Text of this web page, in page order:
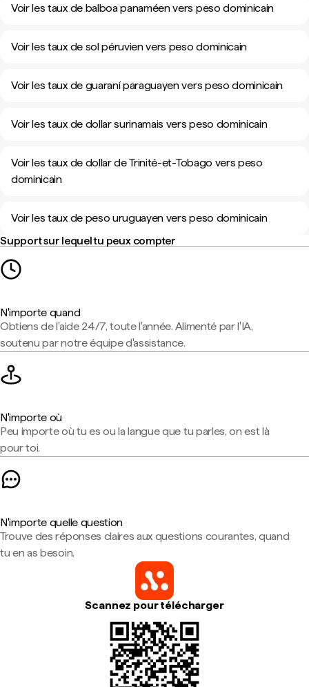
Voir les taux de balboa panaméen vers peso dominicain
Voir les taux de sol péruvien vers peso dominicain
Voir les taux de guaraní paraguayen vers peso dominicain
Voir les taux de dollar surinamais vers peso dominicain
Voir les taux de dollar de Trinité-et-Tobago vers peso
dominicain
Voir les taux de peso uruguayen vers peso dominicain
Support sur lequel tu peux compter
N'importe quand
Obtiens de l'aide 24/7, toute l'année. Alimenté par l'IA,
soutenu par notre équipe d'assistance.
N'importe où
Peu importe où tu es ou la langue que tu parles, on est là
pour toi.
N'importe quelle question
Trouve des réponses claires aux questions courantes, quand
tu en as besoin.
Scannez pour télécharger